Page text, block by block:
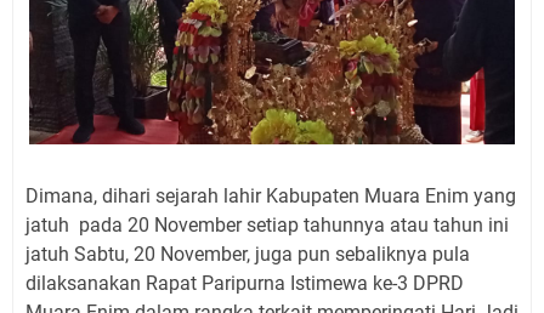
Dimana, dihari sejarah lahir Kabupaten Muara Enim yang
jatuh pada 20 November setiap tahunnya atau tahun ini
jatuh Sabtu, 20 November, juga pun sebaliknya pula
dilaksanakan Rapat Paripurna Istimewa ke-3 DPRD